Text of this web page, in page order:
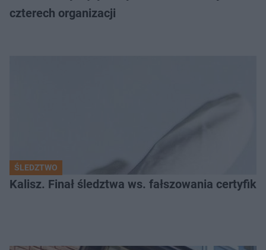
czterech organizacji
ŚLEDZTWO
Kalisz. Finał śledztwa ws. fałszowania